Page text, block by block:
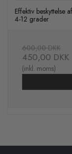
Effektiv
4-12 grader
600,00 DKK
450,00 DKK
(inkl. moms)